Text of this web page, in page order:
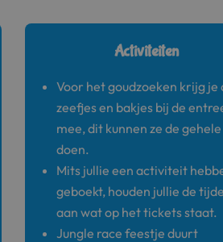
Activiteiten
Voor het goudzoeken krijg je
zeefjes en bakjes bij de
mee, dit kunnen ze de
doen.
Mits jullie een activiteit
geboekt, houden jullie de
aan wat op het tickets staat.
Jungle race feestje duurt